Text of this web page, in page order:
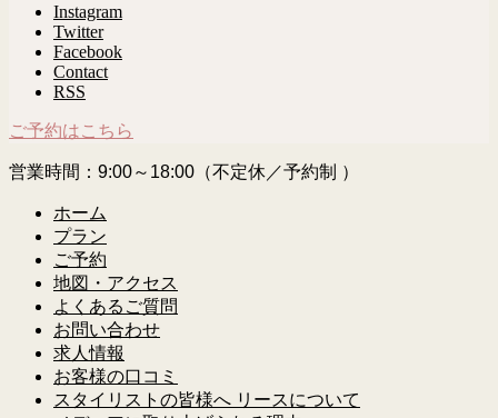
Instagram
Twitter
Facebook
Contact
RSS
ご予約はこちら
営業時間：9:00～18:00（不定休／予約制 ）
ホーム
プラン
ご予約
地図・アクセス
よくあるご質問
お問い合わせ
求人情報
お客様の口コミ
スタイリストの皆様へ リースについて